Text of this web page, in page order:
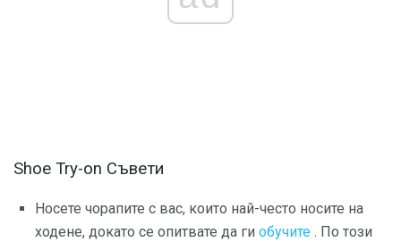
Shoe Try-on Съвети
Носете чорапите с вас, които най-често носите на
ходене, докато се опитвате да ги обучите . По този